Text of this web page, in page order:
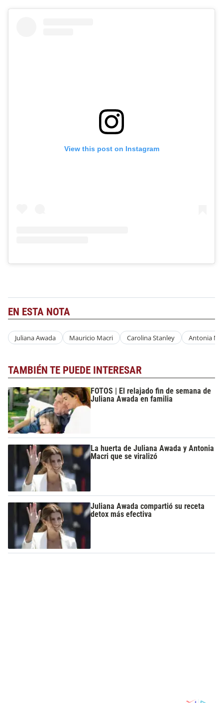
View this post on Instagram
EN ESTA NOTA
Juliana Awada Mauricio Macri Carolina Stanley Antonia
TAMBIÉN TE PUEDE INTERESAR
FOTOS | El relajado fin de semana de
Juliana Awada en familia
La huerta de Juliana Awada y Antonia
Macri que se viralizó
Juliana Awada compartió su receta
detox más efectiva